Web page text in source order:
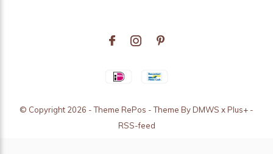
© Copyright 2026 - Theme RePos - Theme ByDMWS xPlus+ -
RSS-feed